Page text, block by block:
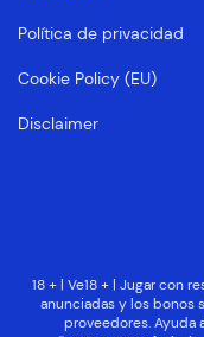
Política de privacidad
Cookie Policy (EU)
Disclaimer
18 + | Ve18 + | Jugar con
anunciadas y los bonos
proveedores. Ayuda